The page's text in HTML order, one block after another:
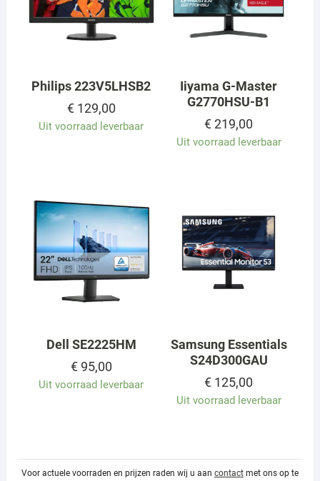
Philips 223V5LHSB2
€129,00
Uit voorraad leverbaar
Iiyama G-Master
G2770HSU-B1
€219,00
Uit voorraad leverbaar
Dell SE2225HM
€95,00
Uit voorraad leverbaar
Samsung Essentials
S24D300GAU
€ 125,00
Uit voorraad leverbaar
Voor actuele voorraden en prijzen raden wij u aan contactmet ons op te